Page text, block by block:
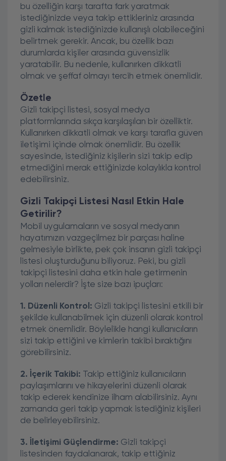
bu özelliğin karşı tarafta fark yaratmak
istediğinizde veya takip ettikleriniz arasında
gizli kalmak istediğinizde kullanışlı olabileceğini
belirtmek gerekir. Ancak, bu özellik bazı
durumlarda kişiler arasında güvensizlik
yaratabilir. Bu nedenle, kullanırken dikkatli
olmak ve şeffaf olmayı tercih etmek önemlidir.
Özetle
Gizli takipçi listesi, sosyal medya
platformlarında sıkça karşılaşılan bir özelliktir.
Kullanırken dikkatli olmak ve karşı tarafla güven
iletişimi içinde olmak önemlidir. Bu özellik
sayesinde, istediğiniz kişilerin sizi takip edip
etmediğini merak ettiğinizde kolaylıkla kontrol
edebilirsiniz.
Gizli Takipçi Listesi Nasıl Etkin Hale
Getirilir?
Mobil uygulamaların ve sosyal medyanın
hayatımızın vazgeçilmez bir parçası haline
gelmesiyle birlikte, pek çok insanın gizli takipçi
listesi oluşturduğunu biliyoruz. Peki, bu gizli
takipçi listesini daha etkin hale getirmenin
yolları nelerdir? İşte size bazı ipuçları:
1. Düzenli Kontrol: Gizli takipçi listesini etkili bir
şekilde kullanabilmek için düzenli olarak kontrol
etmek önemlidir. Böylelikle hangi kullanıcıların
sizi takip ettiğini ve kimlerin takibi bıraktığını
görebilirsiniz.
2. İçerik Takibi: Takip ettiğiniz kullanıcıların
paylaşımlarını ve hikayelerini düzenli olarak
takip ederek kendinize ilham alabilirsiniz. Aynı
zamanda geri takip yapmak istediğiniz kişileri
de belirleyebilirsiniz.
3. İletişimi Güçlendirme: Gizli takipçi
listesinden faydalanarak, takip ettiğiniz